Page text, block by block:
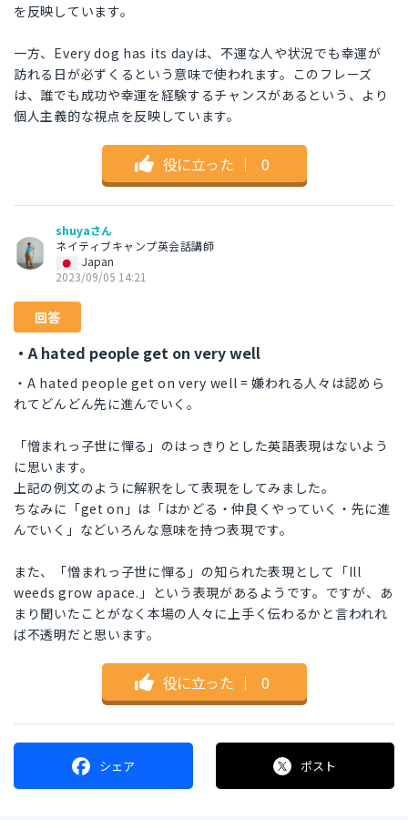
を反映しています。
一方、Every dog has its dayは、不運な人や状況でも幸運が
訪れる日が必ずくるという意味で使われます。このフレーズ
は、誰でも成功や幸運を経験するチャンスがあるという、より
個人主義的な視点を反映しています。
役に立った ｜ 0
shuyaさん
ネイティブキャンプ英会話講師
Japan
2023/09/05 14:21
回答
・A hated people get on very well
・A hated people get on very well = 嫌われる人々は認めら
れてどんどん先に進んでいく。
「憎まれっ子世に憚る」のはっきりとした英語表現はないよう
に思います。
上記の例文のように解釈をして表現をしてみました。
ちなみに「get on」は「はかどる・仲良くやっていく・先に進
んでいく」などいろんな意味を持つ表現です。
また、「憎まれっ子世に憚る」の知られた表現として「Ill
weeds grow apace.」という表現があるようです。ですが、あ
まり聞いたことがなく本場の人々に上手く伝わるかと言われれ
ば不透明だと思います。
役に立った ｜ 0
シェア ポスト